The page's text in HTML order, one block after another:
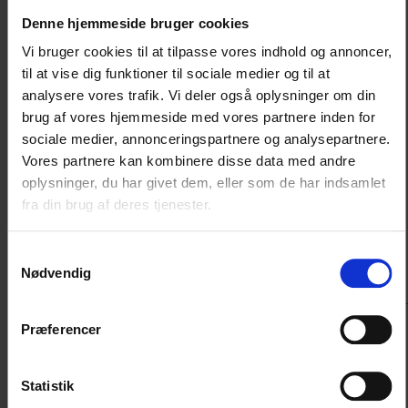
Denne hjemmeside bruger cookies
Vi bruger cookies til at tilpasse vores indhold og annoncer,
til at vise dig funktioner til sociale medier og til at
analysere vores trafik. Vi deler også oplysninger om din
brug af vores hjemmeside med vores partnere inden for
sociale medier, annonceringspartnere og analysepartnere.
Vores partnere kan kombinere disse data med andre
oplysninger, du har givet dem, eller som de har indsamlet
fra din brug af deres tjenester.
Nødvendig
Præferencer
Statistik
kg per plade. Det svarer til, at pladerne nu kun må være halvt så
brede som tidligere. Aftalen omfatter krydsfiner- og OSB-
plader samt plader med færdig tagpapoverflade, som
anvendes til tagarbejde i nybyggerier og ved renovering af
eksisterende bygninger.
Store plader ude af markedet
Traditionelle tagplader på 1220 x 2440 mm må fremover kun
anvendes, hvis de håndteres maskinelt, f.eks. på
Brancheaftalen omfatter manuel håndtering af træplader på
Følgende CE-mærkede tagplader er omfattet af aftalen: